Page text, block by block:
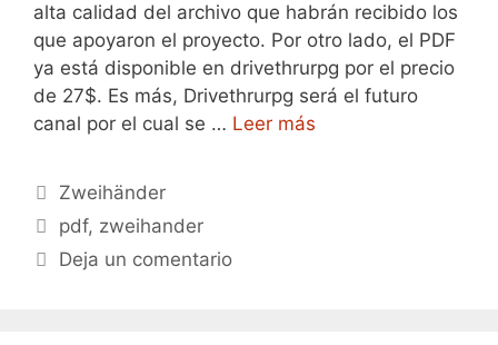
alta calidad del archivo que habrán recibido los
que apoyaron el proyecto. Por otro lado, el PDF
ya está disponible en drivethrurpg por el precio
de 27$. Es más, Drivethrurpg será el futuro
canal por el cual se … Leer más
Categorías
Zweihänder
Etiquetas
pdf, zweihander
Deja un comentario